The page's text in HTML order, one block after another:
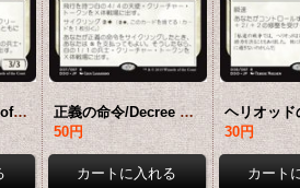
警備隊長/Captain of the Watch 【日本語版】 [EVK-白R]
正義の命令/Decree of Justice 【日本語版】 [EVK-白R]
50円
30円